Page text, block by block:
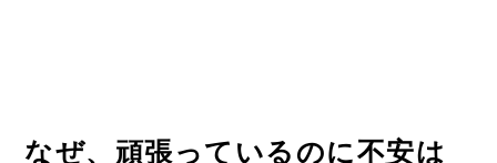
なぜ、頑張っているのに不安は